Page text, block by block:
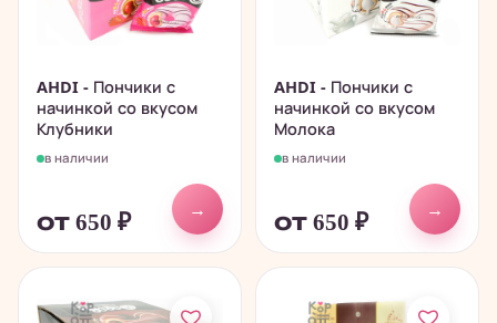
AHDI - Пончики с
начинкой со вкусом
Клубники
в наличии
от 650 ₽
→
AHDI - Пончики с
начинкой со вкусом
Молока
в наличии
от 650 ₽
→